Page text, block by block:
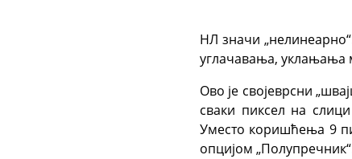
НЛ значи „нелинеарно“
углачавања, уклањања
Ово је својеврсни
сваки пиксел на
Уместо коришћења 9
опцијом